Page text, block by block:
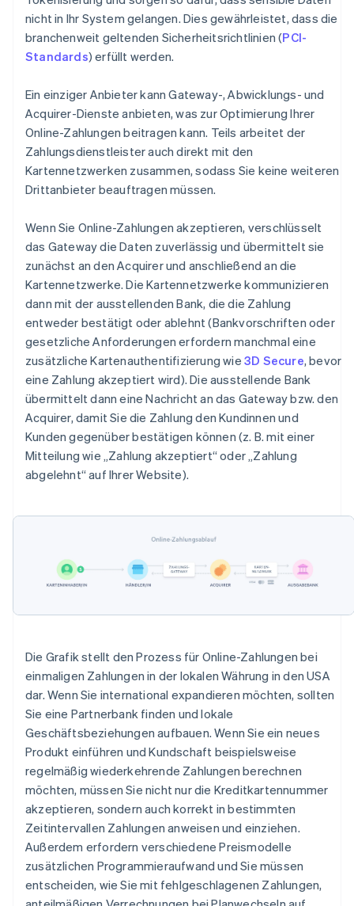
nicht in Ihr System gelangen. Dies gewährleistet, dass die
branchenweit geltenden Sicherheitsrichtlinien (PCI-
Standards) erfüllt werden.
Ein einziger Anbieter kann Gateway-, Abwicklungs- und
Acquirer-Dienste anbieten, was zur Optimierung Ihrer
Online-Zahlungen beitragen kann. Teils arbeitet der
Zahlungsdienstleister auch direkt mit den
Kartennetzwerken zusammen, sodass Sie keine weiteren
Drittanbieter beauftragen müssen.
Wenn Sie Online-Zahlungen akzeptieren, verschlüsselt
das Gateway die Daten zuverlässig und übermittelt sie
zunächst an den Acquirer und anschließend an die
Kartennetzwerke. Die Kartennetzwerke kommunizieren
dann mit der ausstellenden Bank, die die Zahlung
entweder bestätigt oder ablehnt (Bankvorschriften oder
gesetzliche Anforderungen erfordern manchmal eine
zusätzliche Kartenauthentifizierung wie 3D Secure, bevor
eine Zahlung akzeptiert wird). Die ausstellende Bank
übermittelt dann eine Nachricht an das Gateway bzw. den
Acquirer, damit Sie die Zahlung den Kundinnen und
Kunden gegenüber bestätigen können (z. B. mit einer
Mitteilung wie „Zahlung akzeptiert“ oder „Zahlung
abgelehnt“ auf Ihrer Website).
Die Grafik stellt den Prozess für Online-Zahlungen bei
einmaligen Zahlungen in der lokalen Währung in den USA
dar. Wenn Sie international expandieren möchten, sollten
Sie eine Partnerbank finden und lokale
Geschäftsbeziehungen aufbauen. Wenn Sie ein neues
Produkt einführen und Kundschaft beispielsweise
regelmäßig wiederkehrende Zahlungen berechnen
möchten, müssen Sie nicht nur die Kreditkartennummer
akzeptieren, sondern auch korrekt in bestimmten
Zeitintervallen Zahlungen anweisen und einziehen.
Außerdem erfordern verschiedene Preismodelle
zusätzlichen Programmieraufwand und Sie müssen
entscheiden, wie Sie mit fehlgeschlagenen Zahlungen,